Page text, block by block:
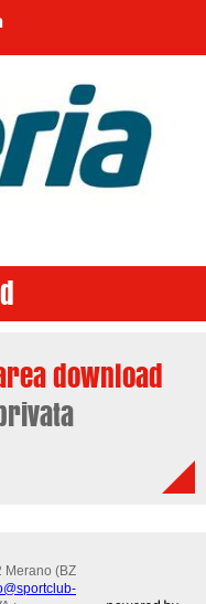
download
Merano (BZ
sportclub-